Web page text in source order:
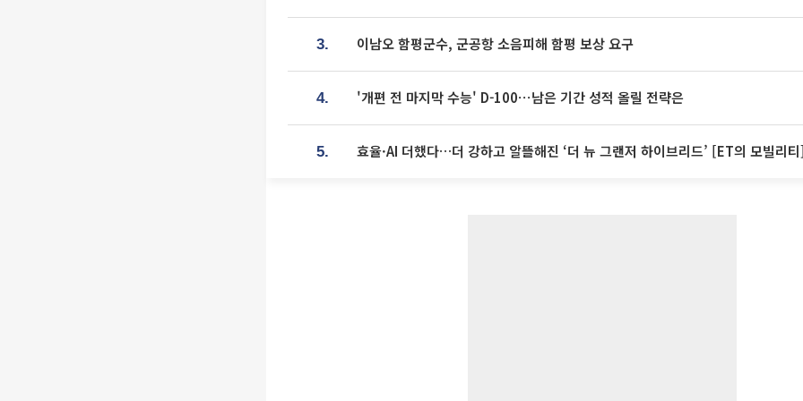
3. 이남오 함평군수, 군공항 소음피해 함평 보상 요구
4. '개편 전 마지막 수능' D-100⋯남은 기간 성적 올릴 전략은
5. 효율·AI 더했다…더 강하고 알뜰해진 ‘더 뉴 그랜저 하이브리드’ [ET의 모빌리